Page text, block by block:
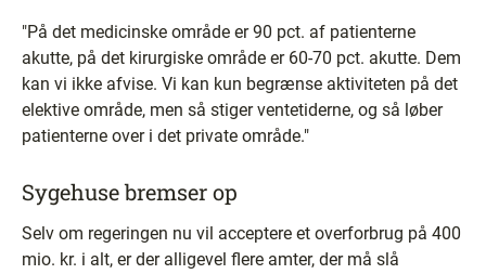
"På det medicinske område er 90 pct. af patienterne
akutte, på det kirurgiske område er 60-70 pct. akutte. Dem
kan vi ikke afvise. Vi kan kun begrænse aktiviteten på det
elektive område, men så stiger ventetiderne, og så løber
patienterne over i det private område."
Sygehuse bremser op
Selv om regeringen nu vil acceptere et overforbrug på 400
mio. kr. i alt, er der alligevel flere amter, der må slå